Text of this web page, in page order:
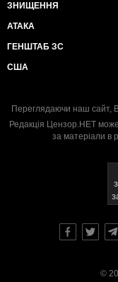
ЗНИЩЕННЯ
АТАКА
ГЕНШТАБ ЗС
США
Переглядаючи наш сайт,
Редакція Цензор.НЕТ може
за матеріали в
©